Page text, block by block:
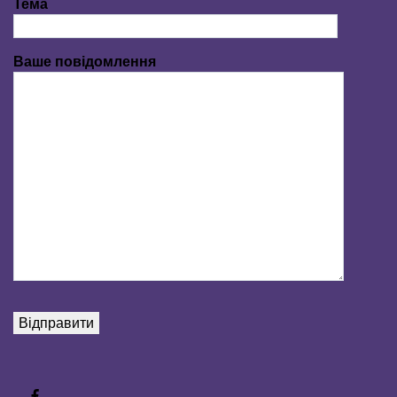
Тема
Ваше повідомлення